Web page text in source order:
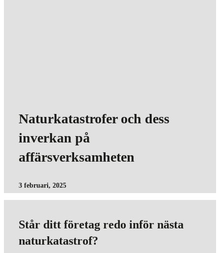
Naturkatastrofer och dess
inverkan på
affärsverksamheten
3 februari, 2025
Står ditt företag redo inför nästa
naturkatastrof?